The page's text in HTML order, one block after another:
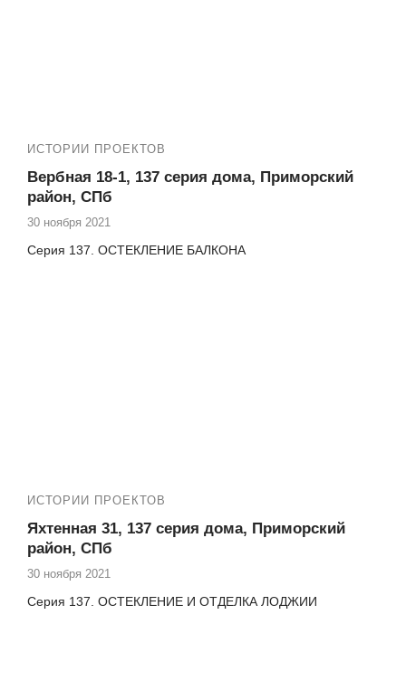
ИСТОРИИ ПРОЕКТОВ
Вербная 18-1, 137 серия дома, Приморский
район, СПб
30 ноября 2021
Серия 137. ОСТЕКЛЕНИЕ БАЛКОНА
ИСТОРИИ ПРОЕКТОВ
Яхтенная 31, 137 серия дома, Приморский
район, СПб
30 ноября 2021
Серия 137. ОСТЕКЛЕНИЕ И ОТДЕЛКА ЛОДЖИИ